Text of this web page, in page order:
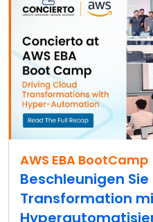
AWS EBA BootCamp
Beschleunigen
Transformation